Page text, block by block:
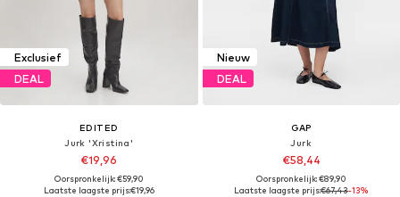
Exclusief
DEAL
EDITED
Jurk 'Xristina'
€19,96
Oorspronkelijk: €59,90
Laatste laagste prijs:€19,96
Nieuw
DEAL
GAP
Jurk
€58,44
Oorspronkelijk: €89,90
Laatste laagste prijs:€67,43-13%